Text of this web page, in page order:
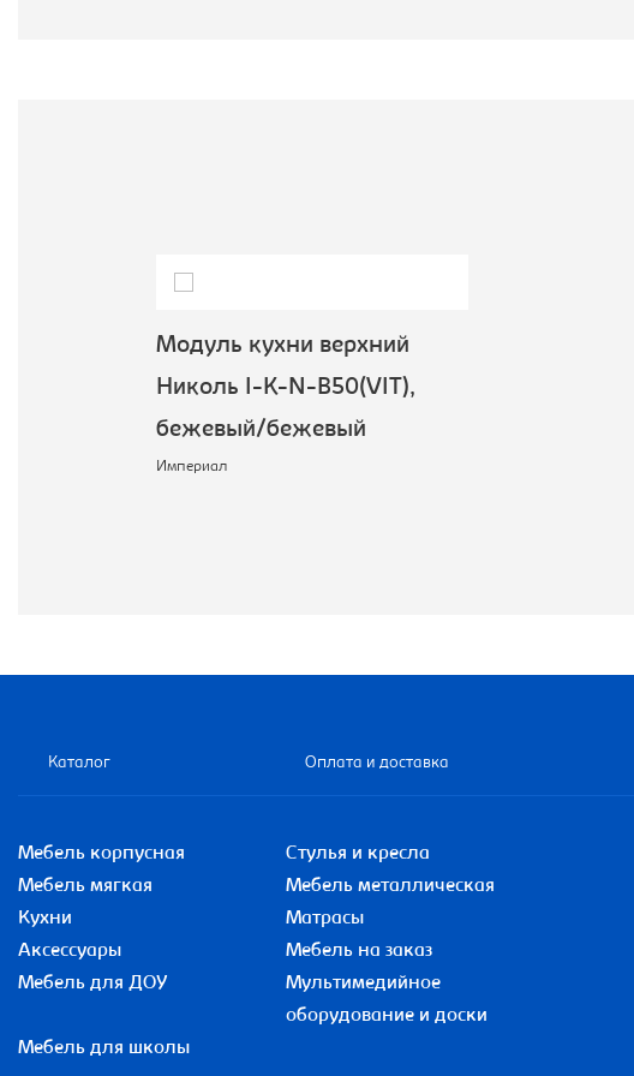
Модуль кухни верхний
Николь I-K-N-B50(VIT),
бежевый/бежевый
Империал
Каталог Оплата и доставка
Мебель корпусная
Стулья и кресла
Мебель мягкая
Мебель металлическая
Кухни
Матрасы
Аксессуары
Мебель на заказ
Мебель для ДОУ
Мультимедийное
оборудование и доски
Мебель для школы